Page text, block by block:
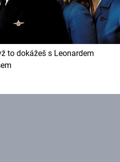
to dokážeš s Leonardem